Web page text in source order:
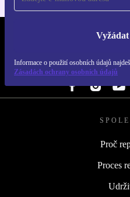
Informace o použití osobních údajů
Zásadách ochrany osobních údajů
REFURBED
Proč
Proces